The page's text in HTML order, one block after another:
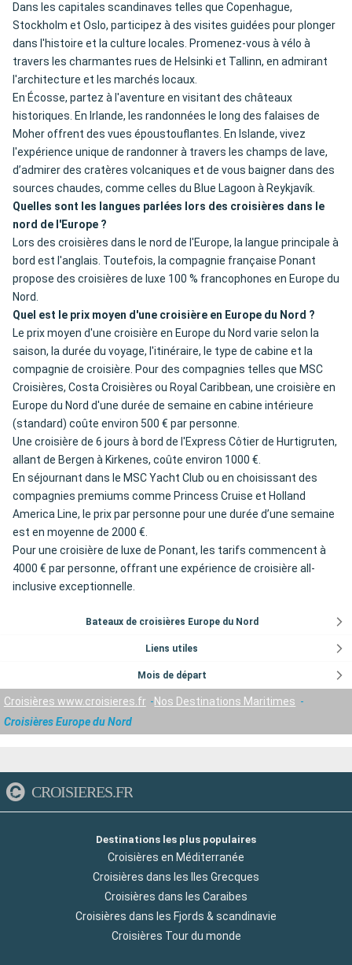
Dans les capitales scandinaves telles que Copenhague,
Stockholm et Oslo, participez à des visites guidées pour plonger
dans l'histoire et la culture locales. Promenez-vous à vélo à
travers les charmantes rues de Helsinki et Tallinn, en admirant
l'architecture et les marchés locaux.
En Écosse, partez à l'aventure en visitant des châteaux
historiques. En Irlande, les randonnées le long des falaises de
Moher offrent des vues époustouflantes. En Islande, vivez
l'expérience unique de randonner à travers les champs de lave,
d’admirer des cratères volcaniques et de vous baigner dans des
sources chaudes, comme celles du Blue Lagoon à Reykjavík.
Quelles sont les langues parlées lors des croisières dans le
nord de l'Europe ?
Lors des croisières dans le nord de l'Europe, la langue principale à
bord est l'anglais. Toutefois, la compagnie française Ponant
propose des croisières de luxe 100 % francophones en Europe du
Nord.
Quel est le prix moyen d'une croisière en Europe du Nord ?
Le prix moyen d'une croisière en Europe du Nord varie selon la
saison, la durée du voyage, l'itinéraire, le type de cabine et la
compagnie de croisière. Pour des compagnies telles que MSC
Croisières, Costa Croisières ou Royal Caribbean, une croisière en
Europe du Nord d'une durée de semaine en cabine intérieure
(standard) coûte environ 500 € par personne.
Une croisière de 6 jours à bord de l'Express Côtier de Hurtigruten,
allant de Bergen à Kirkenes, coûte environ 1000 €.
En séjournant dans le MSC Yacht Club ou en choisissant des
compagnies premiums comme Princess Cruise et Holland
America Line, le prix par personne pour une durée d’une semaine
est en moyenne de 2000 €.
Pour une croisière de luxe de Ponant, les tarifs commencent à
4000 € par personne, offrant une expérience de croisière all-
inclusive exceptionnelle.
Bateaux de croisières Europe du Nord
Liens utiles
Mois de départ
Croisières www.croisieres.fr
Nos Destinations Maritimes
Croisières Europe du Nord
CROISIERES.FR
Destinations les plus populaires
Croisières en Méditerranée
Croisières dans les Iles Grecques
Croisières dans les Caraibes
Croisières dans les Fjords & scandinavie
Croisières Tour du monde